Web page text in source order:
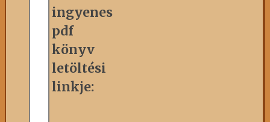
ingyenes
pdf
könyv
letöltési
linkje: